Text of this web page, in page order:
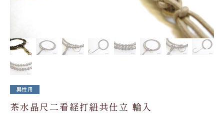
男性用
茶水晶尺二看経打紐共仕立 輪入